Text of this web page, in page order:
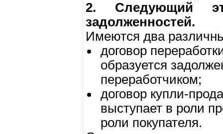
2. Следующий
задолженностей.
Имеются два
договор
образуется
переработчиком;
договор купли-
выступает в роли
роли покупателя.